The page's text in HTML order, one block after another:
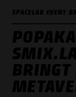
SPACELAB EVENT